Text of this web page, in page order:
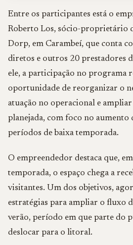
Entre os participantes está o
Roberto Los, sócio-proprietário
Dorp, em Carambeí, que conta
diretos e outros 20 prestadores
ele, a participação no programa
oportunidade de reorganizar o
atuação no operacional e
planejada, com foco no aumento
períodos de baixa temporada.
O empreendedor destaca que,
temporada, o espaço chega a
visitantes. Um dos objetivos,
estratégias para ampliar o fluxo
verão, período em que parte do
deslocar para o litoral.